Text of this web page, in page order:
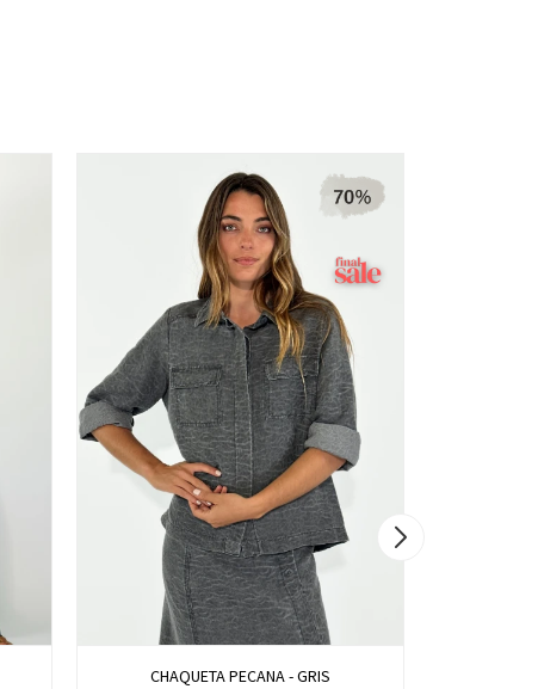
CHAQUETA PECANA - GRIS